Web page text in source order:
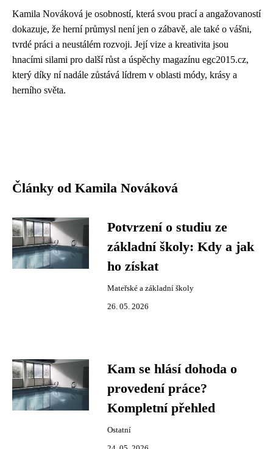
Kamila Nováková je osobností, která svou prací a angažovaností
dokazuje, že herní průmysl není jen o zábavě, ale také o vášni,
tvrdé práci a neustálém rozvoji. Její vize a kreativita jsou
hnacími silami pro další růst a úspěchy magazínu egc2015.cz,
který díky ní nadále zůstává lídrem v oblasti módy, krásy a
herního světa.
Články od Kamila Nováková
Potvrzení o studiu ze
základní školy: Kdy a jak
ho získat
Mateřské a základní školy
26. 05. 2026
Kam se hlásí dohoda o
provedení práce?
Kompletní přehled
Ostatní